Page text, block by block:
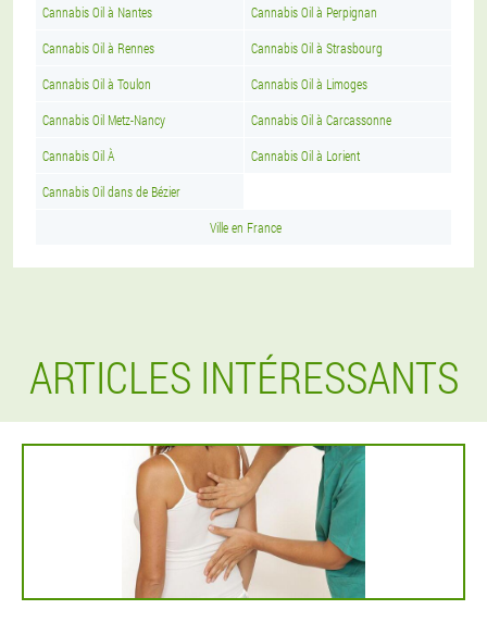
Cannabis Oil à Nantes Cannabis Oil à Perpignan
Cannabis Oil à Rennes Cannabis Oil à Strasbourg
Cannabis Oil à Toulon Cannabis Oil à Limoges
Cannabis Oil Metz-Nancy Cannabis Oil à Carcassonne
Cannabis Oil À Cannabis Oil à Lorient
Cannabis Oil dans de Bézier
Ville en France
ARTICLES INTÉRESSANTS